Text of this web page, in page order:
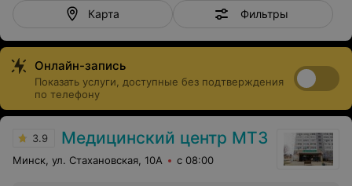
Карта Фильтры
Онлайн-запись
Показать услуги, доступные без подтверждения
по телефону
3.9 Медицинский центр МТЗ
Минск, ул. Стахановская, 10А с 08:00